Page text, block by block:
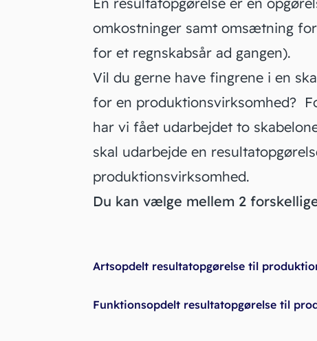
omkostninger samt omsætning
for et regnskabsår ad gangen).
Vil du gerne have fingrene i en
for en produktionsvirksomhed?
har vi fået udarbejdet to
skal udarbejde en
produktionsvirksomhed.
Du kan vælge mellem 2
Artsopdelt resultatopgørelse til
Funktionsopdelt resultatopgørelse til